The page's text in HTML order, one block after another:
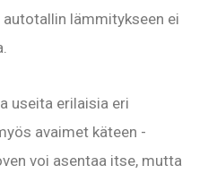
lämmitykseen ei
useita erilaisia eri
avaimet käteen -
voi asentaa itse, mutta